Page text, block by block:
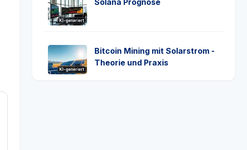
KI-generiert
Solana Prognose
KI-generiert
Bitcoin Mining mit Solarstrom -
Theorie und Praxis